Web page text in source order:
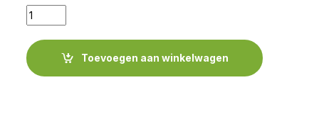
Quantity
Toevoegen aan winkelwagen